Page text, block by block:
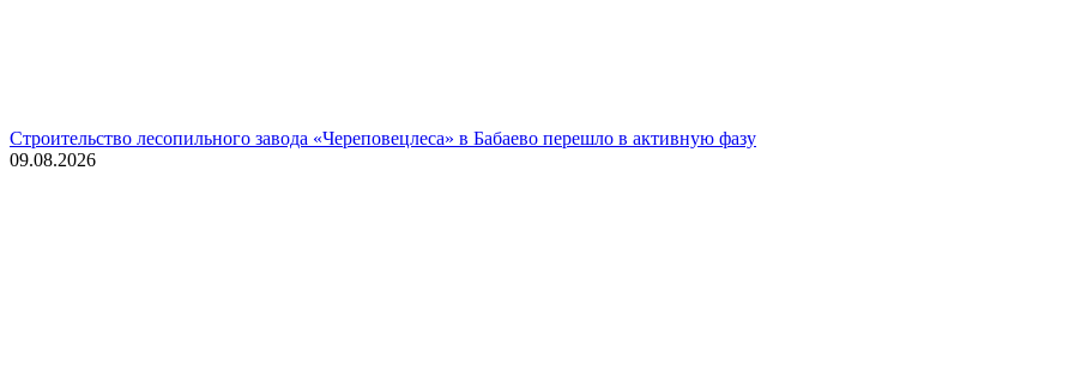
Строительство лесопильного завода «Череповецлеса» в Бабаево перешло в активную фазу
09.08.2026